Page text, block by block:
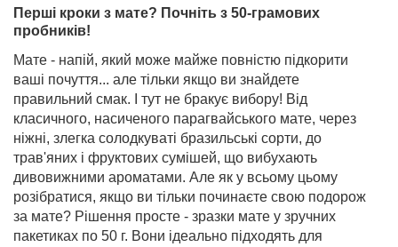
Перші кроки з мате? Почніть з 50-грамових
пробників!
Мате - напій, який може майже повністю підкорити
ваші почуття... але тільки якщо ви знайдете
правильний смак. І тут не бракує вибору! Від
класичного, насиченого парагвайського мате, через
ніжні, злегка солодкуваті бразильські сорти, до
трав'яних і фруктових сумішей, що вибухають
дивовижними ароматами. Але як у всьому цьому
розібратися, якщо ви тільки починаєте свою подорож
за мате? Рішення просте - зразки мате у зручних
пакетиках по 50 г. Вони ідеально підходять для